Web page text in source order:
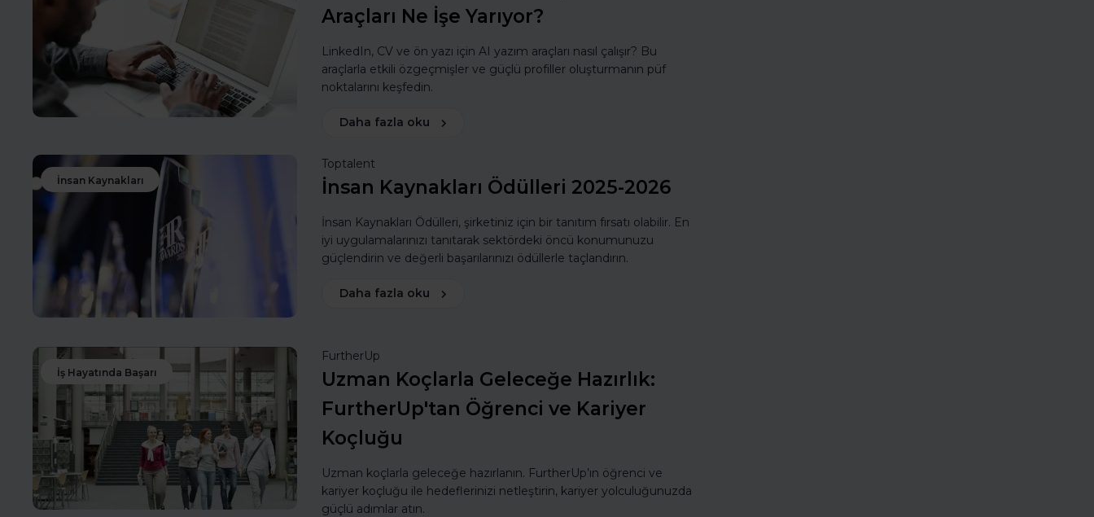
Araçları Ne İşe Yarıyor?
LinkedIn, CV ve ön yazı için AI yazım araçları nasıl çalışır? Bu
araçlarla etkili özgeçmişler ve güçlü profiller oluşturmanın püf
noktalarını keşfedin.
Daha fazla oku
İnsan Kaynakları
Toptalent
İnsan Kaynakları Ödülleri 2025-2026
İnsan Kaynakları Ödülleri, şirketiniz için bir tanıtım fırsatı olabilir. En
iyi uygulamalarınızı tanıtarak sektördeki öncü konumunuzu
güçlendirin ve değerli başarılarınızı ödüllerle taçlandırın.
Daha fazla oku
İş Hayatında Başarı
FurtherUp
Uzman Koçlarla Geleceğe Hazırlık:
FurtherUp'tan Öğrenci ve Kariyer
Koçluğu
Uzman koçlarla geleceğe hazırlanın. FurtherUp’ın öğrenci ve
kariyer koçluğu ile hedeflerinizi netleştirin, kariyer yolculuğunuzda
güçlü adımlar atın.